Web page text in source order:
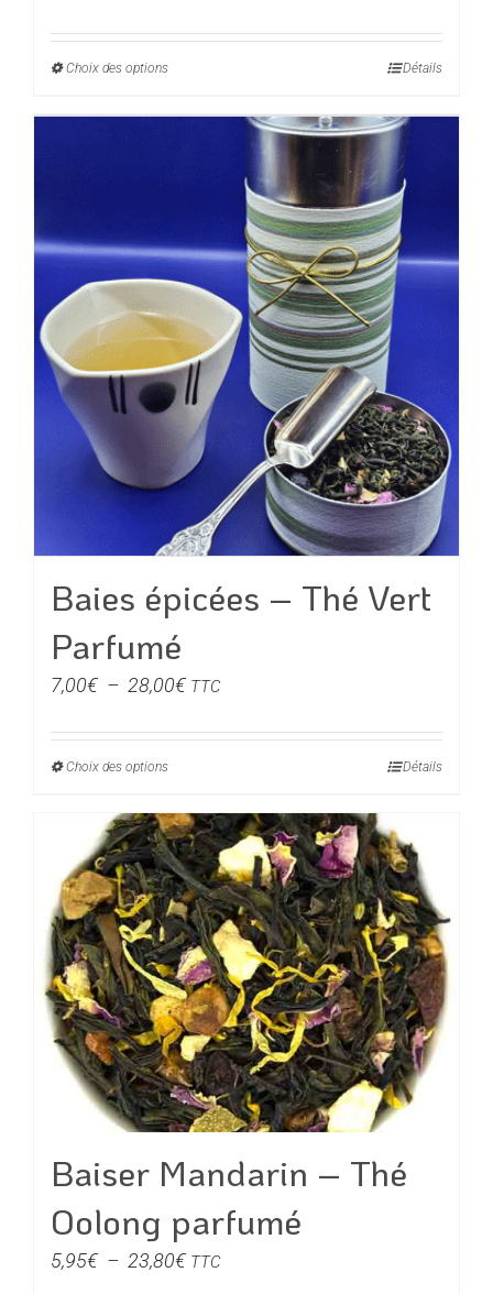
prix :
Choix des optionsCe
variations.
options
peuvent
être
choisies
sur
la
page
du
produit
Détails
Baies épicées – Thé Vert
Parfumé
7,00€ – 28,00€Plage
prix :
28,00€
TTC
Choix des optionsCe
a
plusieurs
variations.
Les
options
peuvent
être
choisies
sur
la
page
du
produit
Détails
Baiser Mandarin – Thé
Oolong parfumé
5,95€ – 23,80€Plage
TTC